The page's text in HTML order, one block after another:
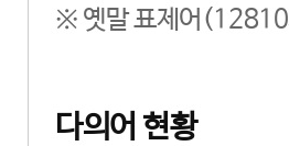
※ 옛말 표제어(12810
다의어 현황